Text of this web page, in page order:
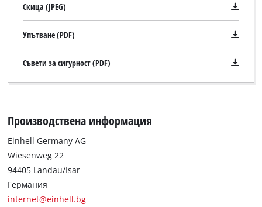
to trackers that are not disclosed to the
Скица (JPEG)
Упътване (PDF)
Съвети за сигурност (PDF)
Производствена информация
Einhell Germany AG
Wiesenweg 22
94405 Landau/Isar
Германия
internet@einhell.bg